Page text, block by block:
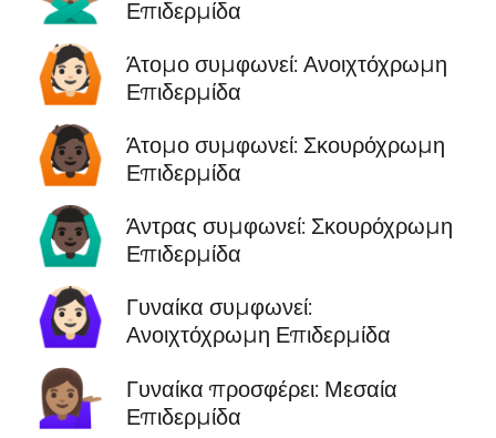
Επιδερμίδα
🙆🏻
Άτομο συμφωνεί: Ανοιχτόχρωμη
Επιδερμίδα
🙆🏿
Άτομο συμφωνεί: Σκουρόχρωμη
Επιδερμίδα
🙆🏿‍♂️
Άντρας συμφωνεί: Σκουρόχρωμη
Επιδερμίδα
🙆🏻‍♀️
Γυναίκα συμφωνεί:
Ανοιχτόχρωμη Επιδερμίδα
💁🏽‍♀️
Γυναίκα προσφέρει: Μεσαία
Επιδερμίδα